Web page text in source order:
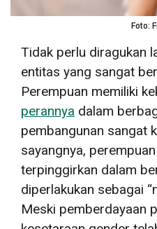
Foto:
Tidak perlu diragukan
entitas yang sangat
Perempuan memiliki
perannya dalam
pembangunan sangat
sayangnya,
terpinggirkan dalam
diperlakukan sebagai
Meski pemberdayaan